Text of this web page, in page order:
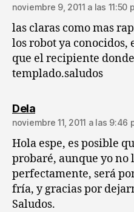
noviembre 9, 2011 a las 11:50
las claras como mas
los robot ya conocidos,
que el recipiente
templado.saludos
Deladice:
noviembre 11, 2011 a las 9:46
Hola espe, es posible
probaré, aunque yo no
perfectamente, será
fría, y gracias por
Saludos.